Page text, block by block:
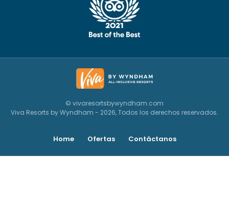
© vivaresortsbywyndham.com
Viva Resorts by Wyndham - 2026, Todos los derechos reservados.
Home Ofertas Contáctanos